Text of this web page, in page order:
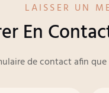
LAISSER UN
En
de contact afin